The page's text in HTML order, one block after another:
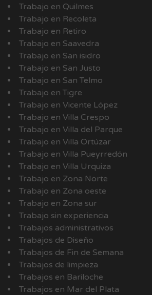
Trabajo en Quilmes
Trabajo en Recoleta
Trabajo en Retiro
Trabajo en Saavedra
Trabajo en San isidro
Trabajo en San Justo
Trabajo en San Telmo
Trabajo en Tigre
Trabajo en Vicente López
Trabajo en Villa Crespo
Trabajo en Villa del Parque
Trabajo en Villa Ortúzar
Trabajo en Villa Pueyrredón
Trabajo en Villa Urquiza
Trabajo en Zona Norte
Trabajo en Zona oeste
Trabajo en Zona sur
Trabajo sin experiencia
Trabajos administrativos
Trabajos de Diseño
Trabajos de Fin de Semana
Trabajos de limpieza
Trabajos en Bariloche
Trabajos en Mar del Plata